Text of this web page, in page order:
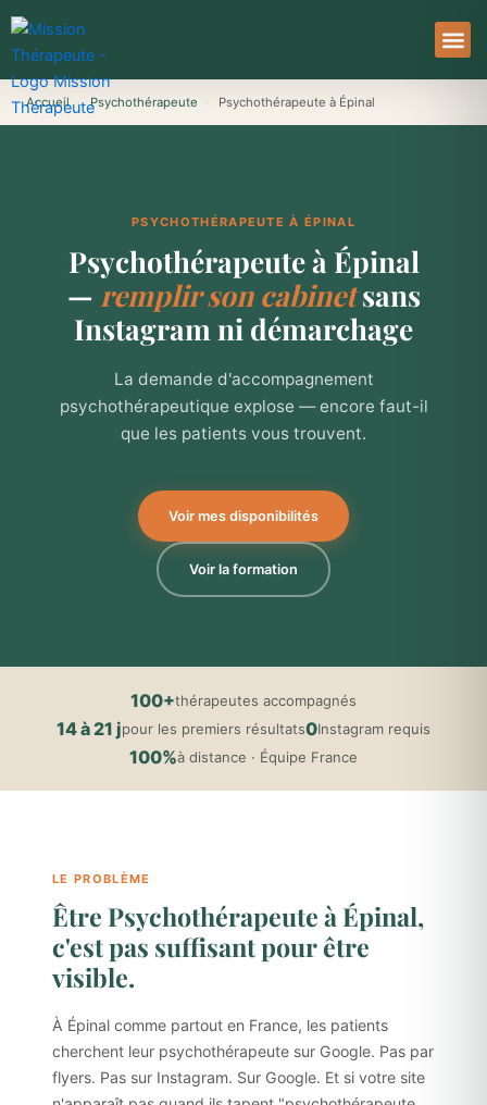
Aller
au
contenu
Accueil › Psychothérapeute Psychothérapeute à Épinal
PSYCHOTHÉRAPEUTE À ÉPINAL
Psychothérapeute à Épinal
— remplir son cabinetsans
Instagram ni démarchage
La demande d'accompagnement
psychothérapeutique explose — encore faut-il
que les patients vous trouvent.
Voir mes disponibilités
Voir la formation
100+thérapeutes accompagnés
14 à 21 jpour les premiers résultats0Instagram requis
100%à distance · Équipe France
LE PROBLÈME
Être Psychothérapeute à Épinal,
c'est pas suffisant pour être
visible.
À Épinal comme partout en France, les patients
cherchent leur psychothérapeute sur Google. Pas par
flyers. Pas sur Instagram. Sur Google. Et si votre site